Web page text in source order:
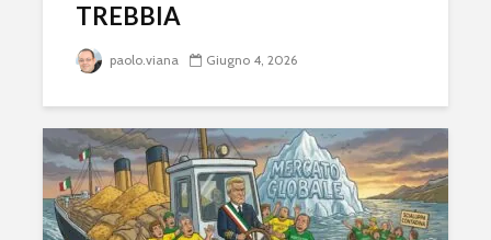
TREBBIA
paolo.viana Giugno 4, 2026